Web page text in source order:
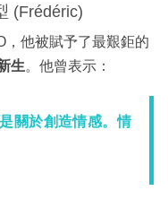
(Frédéric)
，他被賦予了最艱鉅的
生。他曾表示：
關於創造情感。情